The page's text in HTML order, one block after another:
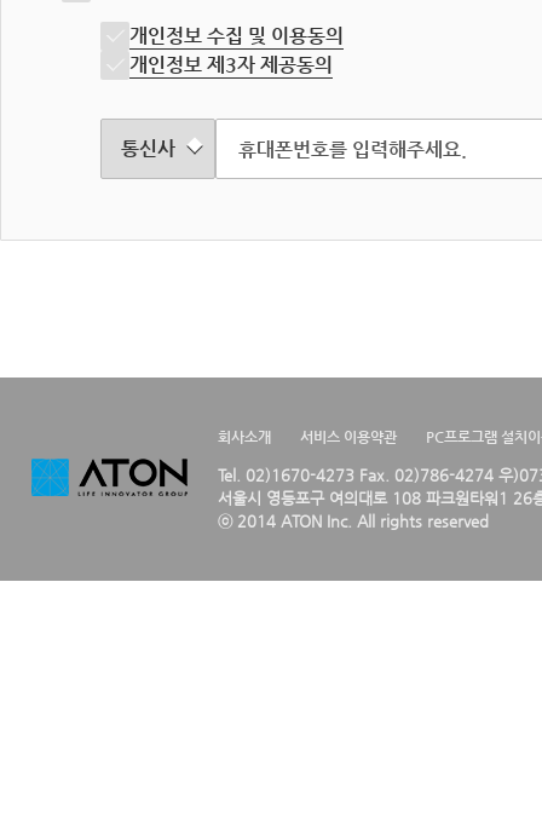
개인정보 수집 및 이용동의
개인정보 제3자 제공동의
회사소개 서비스 이용약관 PC프로그램 설치
Tel. 02)1670-4273 Fax. 02)786-4274 우
서울시 영등포구 여의대로 108 파크원타워1 26
ⓒ 2014 ATON Inc. All rights reserved